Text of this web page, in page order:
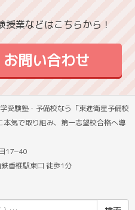
業などはこちらから！
問い合わせ
受験塾・予備校なら「東進衛星予備校
気で取り組み、第一志望校合格へ導
17−40
香椎駅東口 徒歩1分